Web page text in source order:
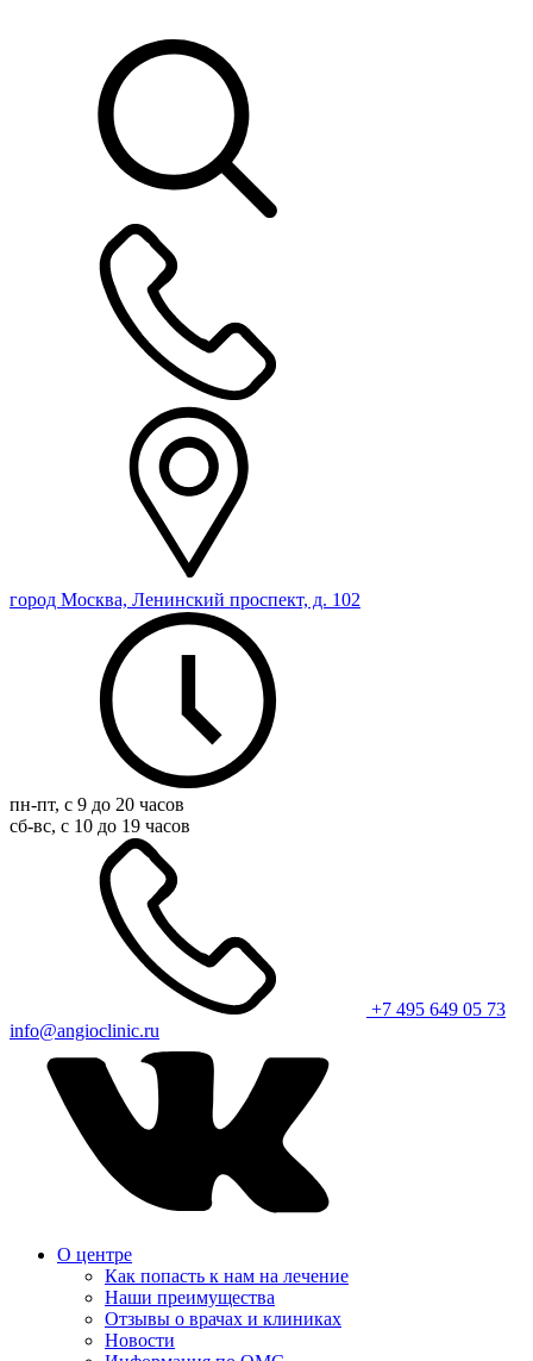
город Москва, Ленинский проспект, д. 102
пн-пт, с 9 до 20 часов
сб-вс, с 10 до 19 часов
+7 495 649 05 73
info@angioclinic.ru
О центре
Как попасть к нам на лечение
Наши преимущества
Отзывы о врачах и клиниках
Новости